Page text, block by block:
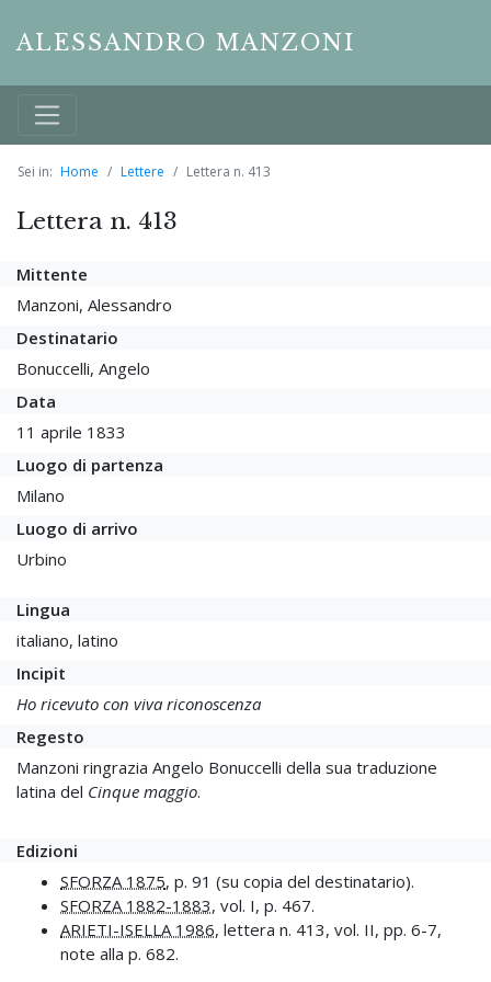
ALESSANDRO MANZONI
Sei in: Home Lettere Lettera n. 413
Lettera n. 413
Mittente
Manzoni, Alessandro
Destinatario
Bonuccelli, Angelo
Data
11 aprile 1833
Luogo di partenza
Milano
Luogo di arrivo
Urbino
Lingua
italiano, latino
Incipit
Ho ricevuto con viva riconoscenza
Regesto
Manzoni ringrazia Angelo Bonuccelli della sua traduzione
latina del Cinque maggio.
Edizioni
SFORZA 1875, p. 91 (su copia del destinatario).
SFORZA 1882-1883, vol. I, p. 467.
ARIETI-ISELLA 1986, lettera n. 413, vol. II, pp. 6-7,
note alla p. 682.